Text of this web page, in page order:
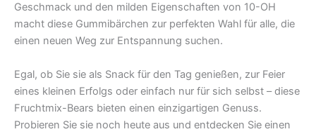
Geschmack und den milden Eigenschaften von 10-OH
macht diese Gummibärchen zur perfekten Wahl für alle, die
einen neuen Weg zur Entspannung suchen.
Egal, ob Sie sie als Snack für den Tag genießen, zur Feier
eines kleinen Erfolgs oder einfach nur für sich selbst – diese
Fruchtmix-Bears bieten einen einzigartigen Genuss.
Probieren Sie sie noch heute aus und entdecken Sie einen